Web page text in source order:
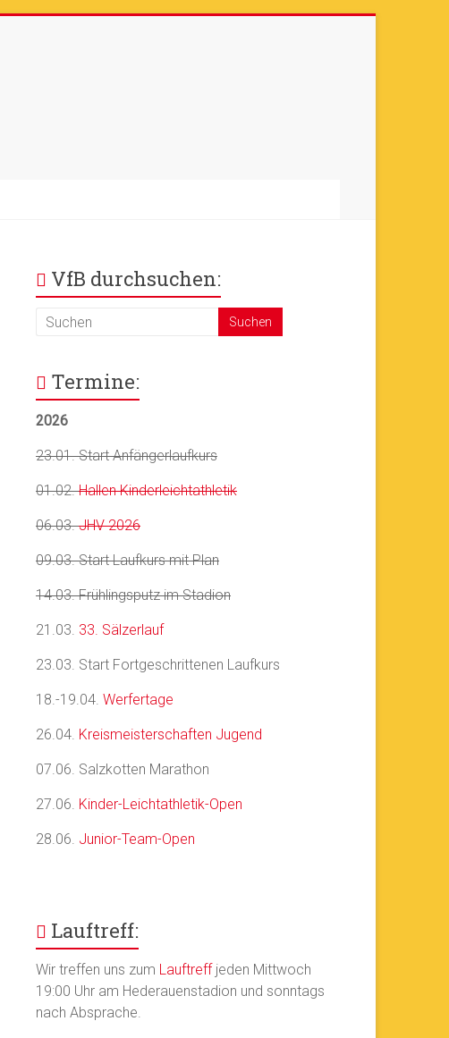
VfB durchsuchen:
Termine:
2026
23.01. Start Anfängerlaufkurs
01.02.Hallen Kinderleichtathletik
06.03.JHV 2026
09.03. Start Laufkurs mit Plan
14.03. Frühlingsputz im Stadion
21.03. 33. Sälzerlauf
23.03. Start Fortgeschrittenen Laufkurs
18.-19.04.Werfertage
26.04. Kreismeisterschaften Jugend
07.06. Salzkotten Marathon
27.06. Kinder-Leichtathletik-Open
28.06. Junior-Team-Open
Lauftreff:
Wir treffen uns zum Lauftreffjeden Mittwoch
19:00 Uhr am Hederauenstadion und sonntags
nach Absprache.